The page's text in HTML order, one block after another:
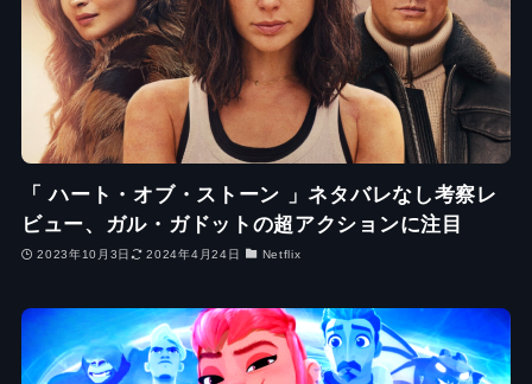
「 ハート・オブ・ストーン 」ネタバレなし考察レ
ビュー、ガル・ガドットの超アクションに注目
2023年10月3日 2024年4月24日 Netflix